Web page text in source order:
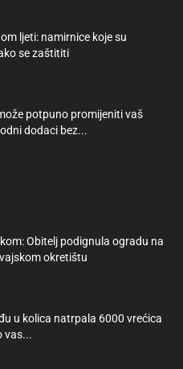
ljeti: namirnice koje su
se zaštititi
potpuno promijeniti vaš
dodaci bez...
Obitelj podignula ogradu na
okretištu
u kolica natrpala 6000 vrećica
vas...